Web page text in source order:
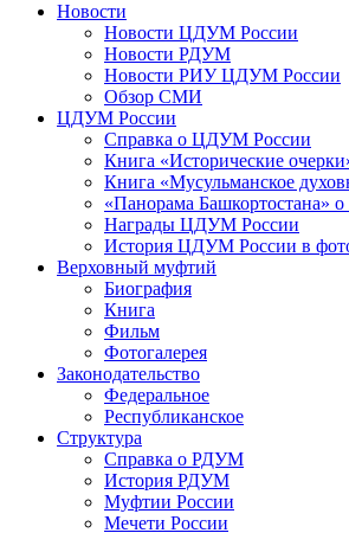
Новости
Новости ЦДУМ России
Новости РДУМ
Новости РИУ ЦДУМ России
Обзор СМИ
ЦДУМ России
Справка о ЦДУМ России
Книга «Исторические
Книга «Мусульманское
«Панорама Башкортостана»
Награды ЦДУМ России
История ЦДУМ России в
Верховный муфтий
Биография
Книга
Фильм
Фотогалерея
Законодательство
Федеральное
Республиканское
Структура
Справка о РДУМ
История РДУМ
Муфтии России
Мечети России